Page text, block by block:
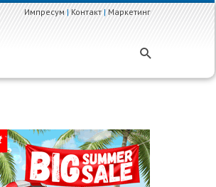
Импресум|Контакт|Маркетинг